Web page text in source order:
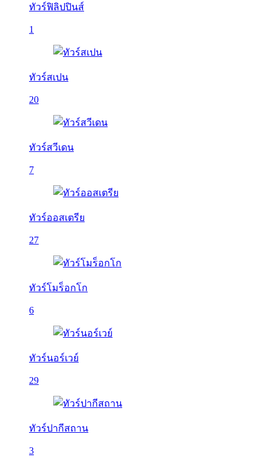
ทัวร์ฟิลิปปินส์
1
ทัวร์สเปน
20
ทัวร์สวีเดน
7
ทัวร์ออสเตรีย
27
ทัวร์โมร็อกโก
6
ทัวร์นอร์เวย์
29
ทัวร์ปากีสถาน
3